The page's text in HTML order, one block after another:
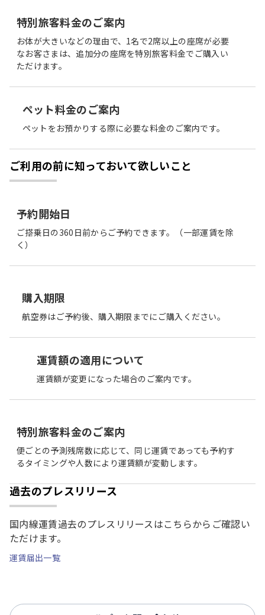
特別旅客料金のご案内
お体が大きいなどの理由で、1名で2席以上の座席が必要
なお客さまは、追加分の座席を特別旅客料金でご購入い
ただけます。
ペット料金のご案内
ペットをお預かりする際に必要な料金のご案内です。
ご利用の前に知っておいて欲しいこと
予約開始日
ご搭乗日の360日前からご予約できます。（一部運賃を除
く）
購入期限
航空券はご予約後、購入期限までにご購入ください。
運賃額の適用について
運賃額が変更になった場合のご案内です。
特別旅客料金のご案内
便ごとの予測残席数に応じて、同じ運賃であっても予約す
るタイミングや人数により運賃額が変動します。
過去のプレスリリース
国内線運賃過去のプレスリリースはこちらからご確認い
ただけます。
運賃届出一覧